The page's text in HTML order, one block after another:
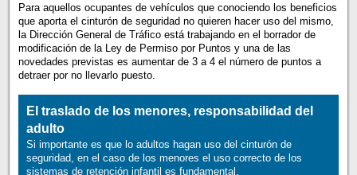
Para aquellos ocupantes de vehículos que conociendo los beneficios
que aporta el cinturón de seguridad no quieren hacer uso del mismo,
la Dirección General de Tráfico está trabajando en el borrador de
modificación de la Ley de Permiso por Puntos y una de las
novedades previstas es aumentar de 3 a 4 el número de puntos a
detraer por no llevarlo puesto.
El traslado de los menores, responsabilidad del
adulto
Si importante es que lo adultos hagan uso del cinturón de
seguridad, en el caso de los menores el uso correcto de los
sistemas de retención infantil es fundamental.